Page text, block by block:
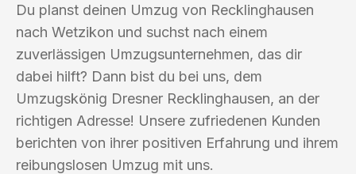
Du planst deinen Umzug von Recklinghausen
nach Wetzikon und suchst nach einem
zuverlässigen Umzugsunternehmen, das dir
dabei hilft? Dann bist du bei uns, dem
Umzugskönig Dresner Recklinghausen, an der
richtigen Adresse! Unsere zufriedenen Kunden
berichten von ihrer positiven Erfahrung und ihrem
reibungslosen Umzug mit uns.